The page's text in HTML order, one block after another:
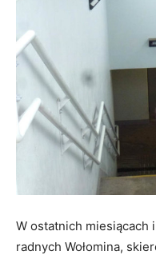
W ostatnich miesiącach
radnych Wołomina,